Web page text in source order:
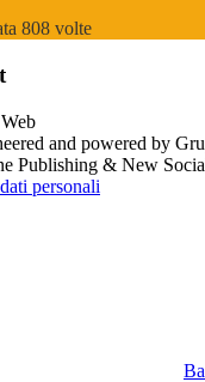
808 volte
and powered by
Publishing & New
personali